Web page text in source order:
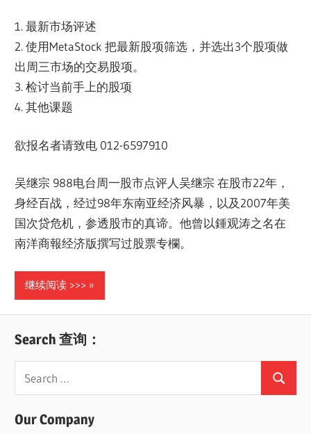
1. 最新市场评述
2. 使用MetaStock 把最新股项筛选，并选出3个股项做
出周三市场的交易股项。
3. 检讨当前手上的股项
4. 其他课题
欲报名者请致电 012-6597910
吴继宗 988电台周一股市点评人吴继宗 在股市22年，
身经百战，经过98年东南亚经济风暴，以及2007年美
国次贷危机，参透股市的真谛。他曾以鍾观涛之名在
南洋商報经济版撰写过股票专欄。
继续阅读 >>>
Search 查询：
Search
for:
Search
Our Company